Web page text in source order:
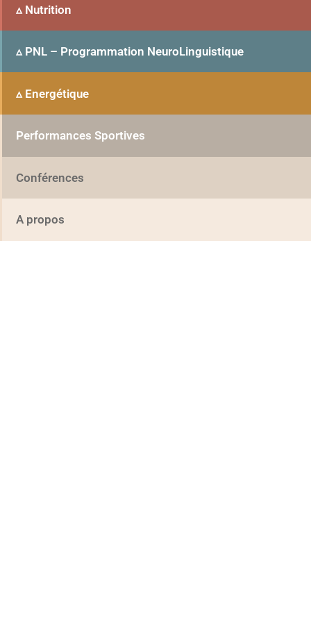
▵ Nutrition
▵ PNL – Programmation NeuroLinguistique
▵ Energétique
Performances Sportives
Conférences
A propos